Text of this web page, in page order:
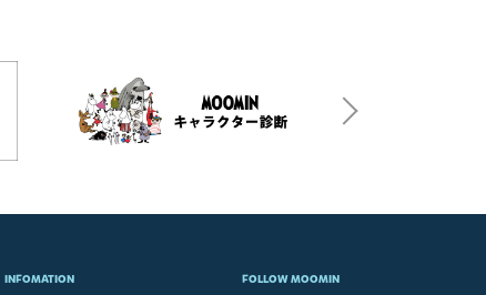
INFOMATION FOLLOW MOOMIN